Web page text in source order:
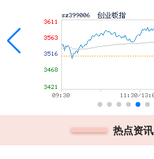
热点资讯